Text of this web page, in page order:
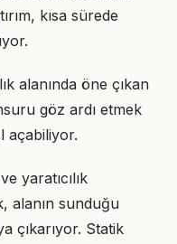
kısa sürede
alanında öne çıkan
göz ardı etmek
açabiliyor.
yaratıcılık
alanın sunduğu
çıkarıyor. Statik